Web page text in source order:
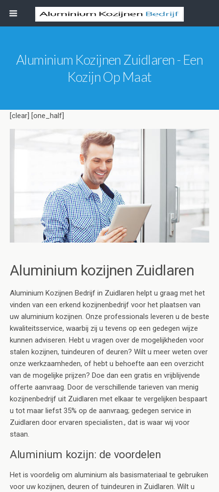
Aluminium Kozijnen Zuidlaren - Een
Kozijn Op Maat
[clear] [one_half]
Aluminium kozijnen Zuidlaren
Aluminium Kozijnen Bedrijf in Zuidlaren helpt u graag met het
vinden van een erkend kozijnenbedrijf voor het plaatsen van
uw aluminium kozijnen. Onze professionals leveren u de beste
kwaliteitsservice, waarbij zij u tevens op een gedegen wijze
kunnen adviseren. Hebt u vragen over de mogelijkheden voor
stalen kozijnen, tuindeuren of deuren? Wilt u meer weten over
onze werkzaamheden, of hebt u behoefte aan een overzicht
van de mogelijke prijzen? Doe dan een gratis en vrijblijvende
offerte aanvraag. Door de verschillende tarieven van menig
kozijnenbedrijf uit Zuidlaren met elkaar te vergelijken bespaart
u tot maar liefst 35% op de aanvraag; gedegen service in
Zuidlaren door ervaren specialisten., dat is waar wij voor
staan.
Aluminium kozijn: de voordelen
Het is voordelig om aluminium als basismateriaal te gebruiken
voor uw kozijnen, deuren of tuindeuren in Zuidlaren. Wilt u